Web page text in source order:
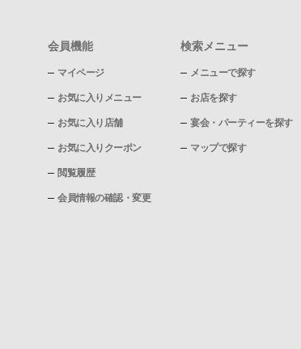
会員機能
マイページ
お気に入りメニュー
お気に入り店舗
お気に入りクーポン
閲覧履歴
会員情報の確認・変更
検索メニュー
メニューで探す
お店を探す
宴会・パーティーを探す
マップで探す